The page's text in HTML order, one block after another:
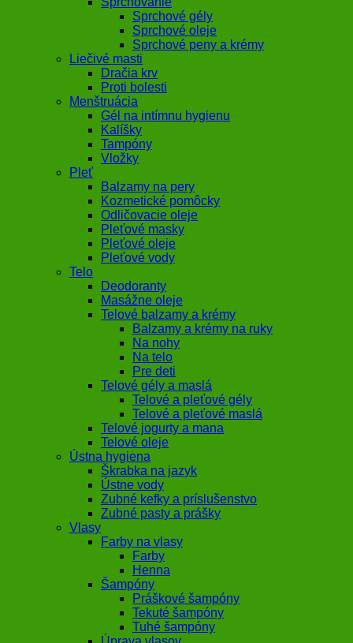
Sprchové gély
Sprchové oleje
Sprchové peny a krémy
Liečivé masti
Dračia krv
Proti bolesti
Menštruácia
Gél na intímnu hygienu
Kalíšky
Tampóny
Vložky
Pleť
Balzamy na pery
Kozmetické pomôcky
Odličovacie oleje
Pleťové masky
Pleťové oleje
Pleťové vody
Telo
Deodoranty
Masážne oleje
Telové balzamy a krémy
Balzamy a krémy na ruky
Na nohy
Na telo
Pre deti
Telové gély a maslá
Telové a pleťové gély
Telové a pleťové maslá
Telové jogurty a mana
Telové oleje
Ústna hygiena
Škrabka na jazyk
Ústne vody
Zubné kefky a príslušenstvo
Zubné pasty a prášky
Vlasy
Farby na vlasy
Farby
Henna
Šampóny
Práškové šampóny
Tekuté šampóny
Tuhé šampóny